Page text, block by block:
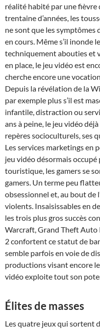
réalité habité par une fièvre
trentaine d’années, les
ne sont que les symptômes
en cours. Même s’il inonde
techniquement abouties et
en place, le jeu vidéo est
cherche encore une
Depuis la révélation de la
par exemple plus s’il est
infantile, distraction ou
ans à peine, le jeu vidéo
repères socioculturels, ses
Les services marketings en
jeu vidéo désormais
touristique, les gamers se
gamers. Un terme peu
obsessionnel et, au bout de
violents. Insaisissables en
les trois plus gros succès
Warcraft, Grand Theft Auto
2 confortent ce statut de
semble parfois en voie de
productions visant encore
vidéo exploite tout son
Élites de masses
Les quatre jeux qui sortent